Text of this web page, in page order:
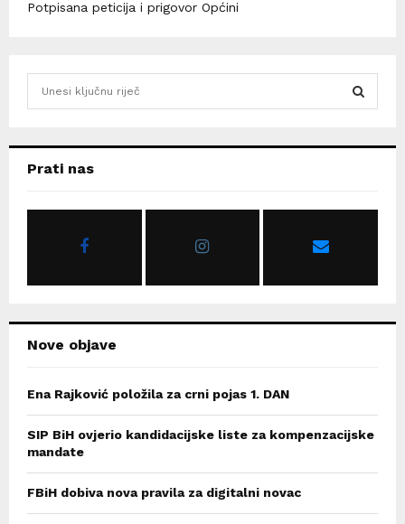
Potpisana peticija i prigovor Općini
hPrati nas
Nove objave
Ena Rajković položila za crni pojas 1. DAN
SIP BiH ovjerio kandidacijske liste za kompenzacijske
mandate
FBiH dobiva nova pravila za digitalni novac